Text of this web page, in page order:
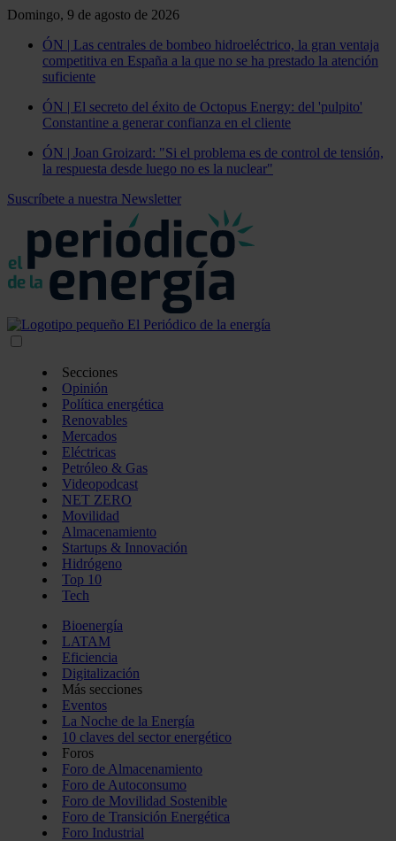
Domingo, 9 de agosto de 2026
ÓN | Las centrales de bombeo hidroeléctrico, la gran ventaja
competitiva en España a la que no se ha prestado la atención
suficiente
ÓN | El secreto del éxito de Octopus Energy: del 'pulpito'
Constantine a generar confianza en el cliente
ÓN | Joan Groizard: "Si el problema es de control de tensión,
la respuesta desde luego no es la nuclear"
Suscríbete a nuestra Newsletter
Secciones
Opinión
Política energética
Renovables
Mercados
Eléctricas
Petróleo & Gas
Videopodcast
NET ZERO
Movilidad
Almacenamiento
Startups & Innovación
Hidrógeno
Top 10
Tech
Bioenergía
LATAM
Eficiencia
Digitalización
Más secciones
Eventos
La Noche de la Energía
10 claves del sector energético
Foros
Foro de Almacenamiento
Foro de Autoconsumo
Foro de Movilidad Sostenible
Foro de Transición Energética
Foro Industrial